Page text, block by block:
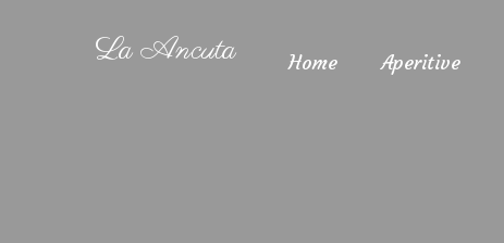
La Ancuta Home Aperitive